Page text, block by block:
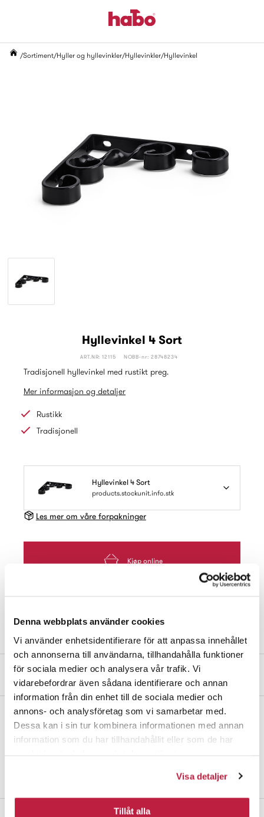
Denna webbplats använder cookies
Vi använder enhetsidentifierare för att anpassa innehållet
och annonserna till användarna, tillhandahålla funktioner
för sociala medier och analysera vår trafik. Vi
vidarebefordrar även sådana identifierare och annan
information från din enhet till de sociala medier och
annons- och analysföretag som vi samarbetar med.
Dessa kan i sin tur kombinera informationen med annan
information som du har tillhandahållit eller som de har
Visa detaljer
Tillåt alla
Sortiment Hyller og hyllevinkler Hyllevinkler Hyllevinkel
Hyllevinkel 4 Sort
ART.NR: 12115 NOBB-nr: 28748234
Tradisjonell hyllevinkel med rustikt preg.
Mer informasjon og detaljer
Rustikk
Tradisjonell
Hyllevinkel 4 Sort
products.stockunit.info.stk
Les mer om våre forpakninger
Kjøp online
Produktbeskrivelse
Hyllevinkel laget av lakkert stål. 200x200 mm.